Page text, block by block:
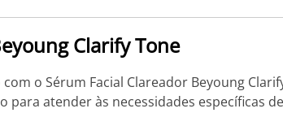
Clarify Tone
o Sérum Facial Clareador Beyoung
atender às necessidades específicas